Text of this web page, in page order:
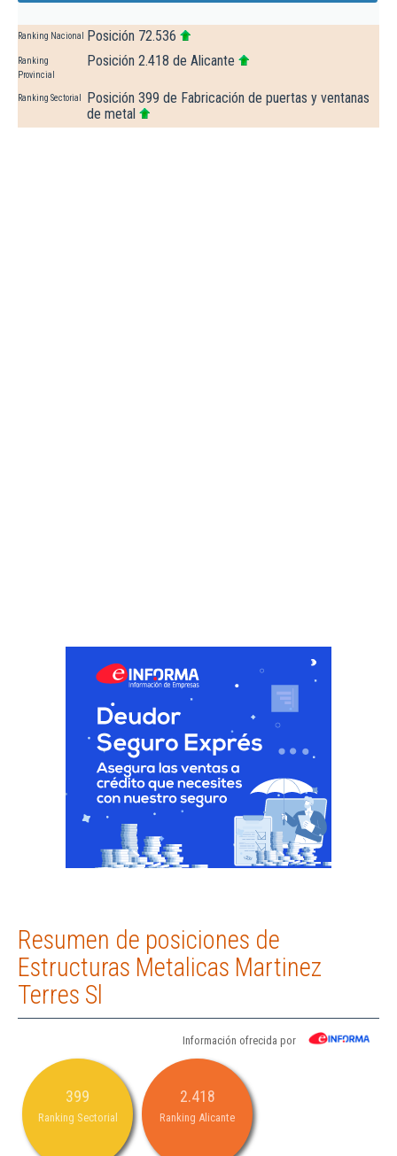
Ranking Nacional Posición 72.536
Ranking
Provincial
Posición 2.418 de Alicante
Ranking Sectorial
Posición 399 de Fabricación de puertas y ventanas
de metal
Resumen de posiciones de
Estructuras Metalicas Martinez
Terres Sl
Información ofrecida por
399
Ranking Sectorial
2.418
Ranking Alicante